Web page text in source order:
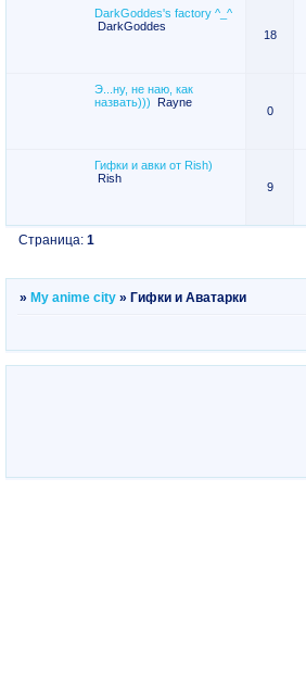
DarkGoddes's factory ^_^
DarkGoddes
18
Э...ну, не наю, как
назвать)))
Rayne
0
Гифки и авки от Rish)
Rish
9
Страница:1
» My anime city » Гифки и Аватарки